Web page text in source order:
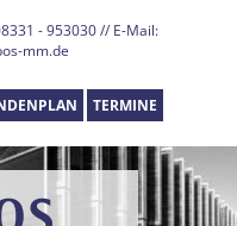
- 953030 // E-Mail:
mm.de
TERMINE